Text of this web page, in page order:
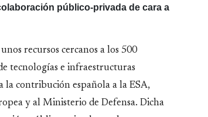
público-privada de cara a
recursos cercanos a los 500
tecnologías e infraestructuras
la contribución española a la ESA,
y al Ministerio de Defensa. Dicha